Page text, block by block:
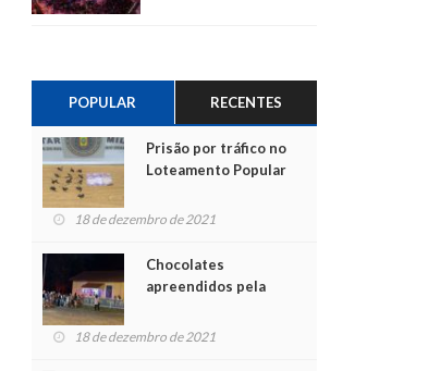
POPULAR RECENTES
Prisão por tráfico no
Loteamento Popular
18 de dezembro de 2021
Chocolates
apreendidos pela
para crianças na
18 de dezembro de 2021